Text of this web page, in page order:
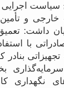
سیاست
خارجی و
داشت:
با
بنادر
نگهداری